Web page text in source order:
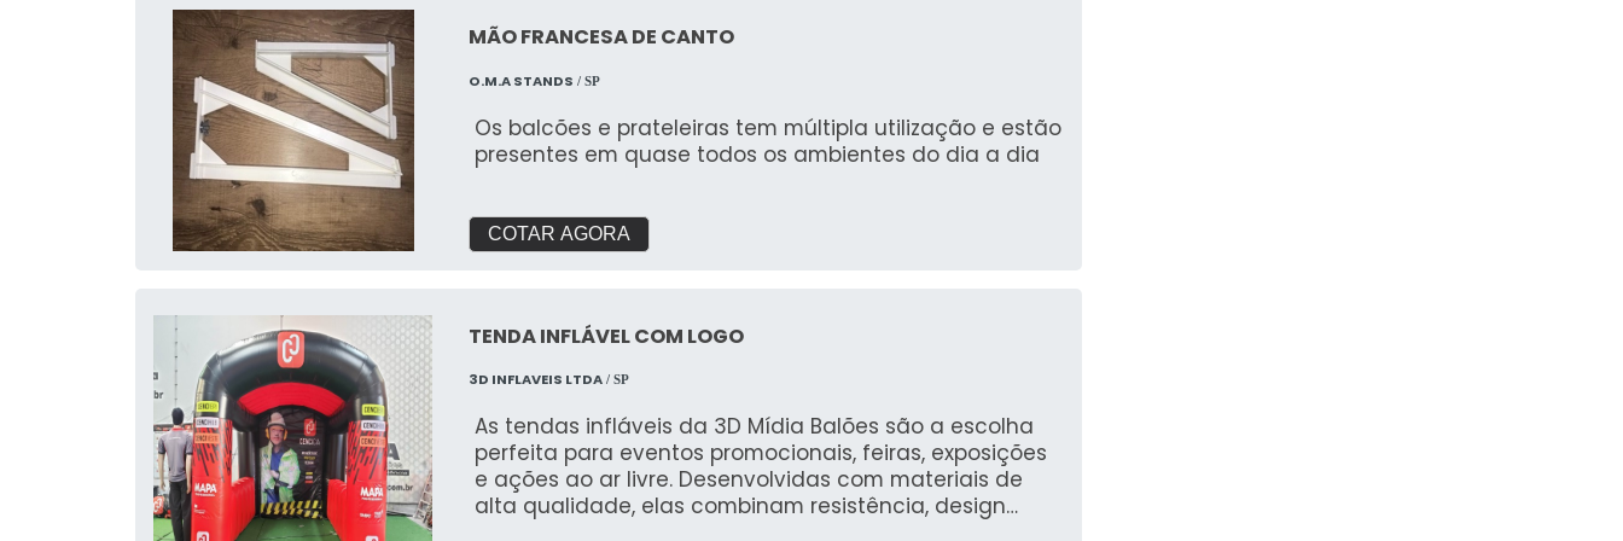
MÃO FRANCESA DE CANTO
O.M.A STANDS / SP
Os balcões e prateleiras tem múltipla utilização e estão
presentes em quase todos os ambientes do dia a dia
COTAR AGORA
TENDA INFLÁVEL COM LOGO
3D INFLAVEIS LTDA / SP
As tendas infláveis da 3D Mídia Balões são a escolha
perfeita para eventos promocionais, feiras, exposições
e ações ao ar livre. Desenvolvidas com materiais de
alta qualidade, elas combinam resistência, design